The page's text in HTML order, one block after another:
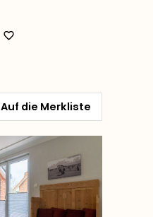
Auf die Merkliste